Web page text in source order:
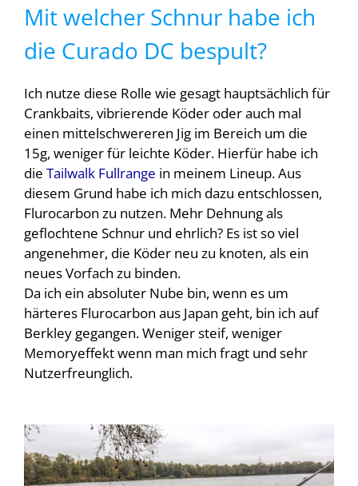
Mit welcher Schnur habe ich
die Curado DC bespult?
Ich nutze diese Rolle wie gesagt hauptsächlich für
Crankbaits, vibrierende Köder oder auch mal
einen mittelschwereren Jig im Bereich um die
15g, weniger für leichte Köder. Hierfür habe ich
die Tailwalk Fullrange in meinem Lineup. Aus
diesem Grund habe ich mich dazu entschlossen,
Flurocarbon zu nutzen. Mehr Dehnung als
geflochtene Schnur und ehrlich? Es ist so viel
angenehmer, die Köder neu zu knoten, als ein
neues Vorfach zu binden.
Da ich ein absoluter Nube bin, wenn es um
härteres Flurocarbon aus Japan geht, bin ich auf
Berkley gegangen. Weniger steif, weniger
Memoryeffekt wenn man mich fragt und sehr
Nutzerfreunglich.